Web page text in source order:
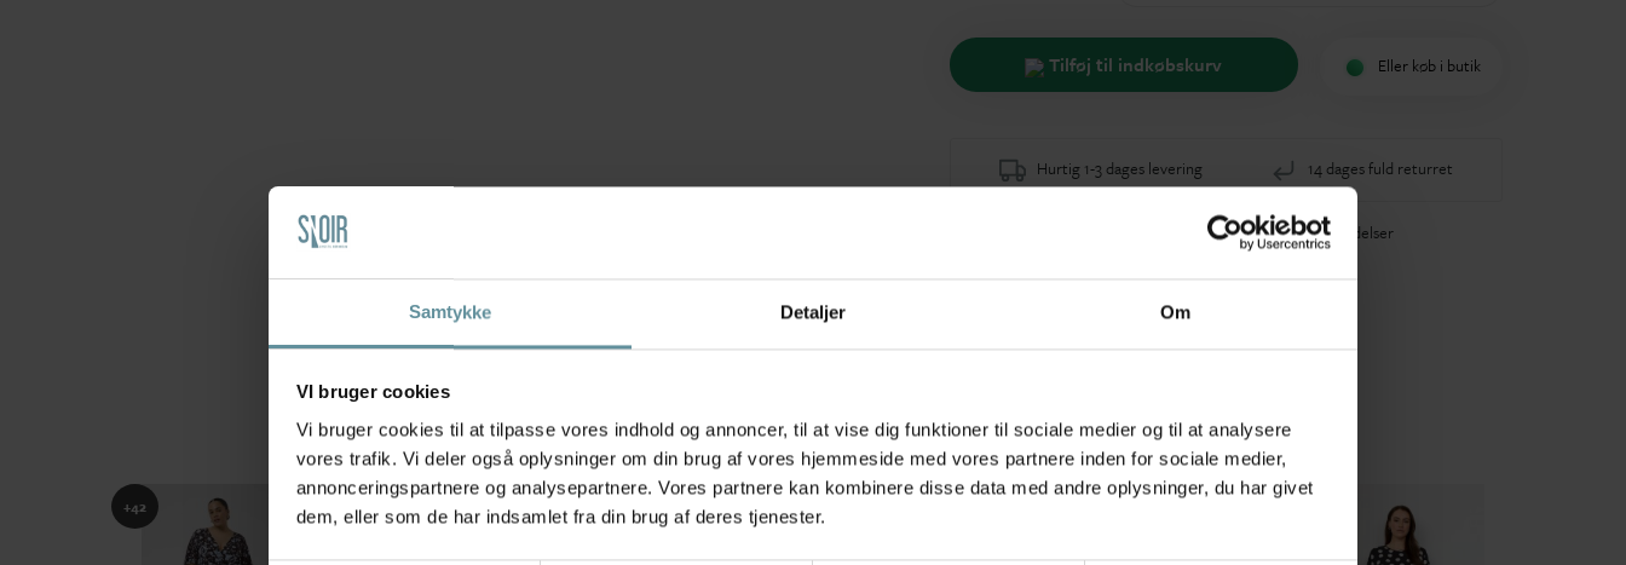
Samtykke Detaljer Om
VI bruger cookies
Vi bruger cookies til at tilpasse vores indhold og annoncer, til at vise dig funktioner til sociale medier og til at analysere
vores trafik. Vi deler også oplysninger om din brug af vores hjemmeside med vores partnere inden for sociale medier,
annonceringspartnere og analysepartnere. Vores partnere kan kombinere disse data med andre oplysninger, du har givet
dem, eller som de har indsamlet fra din brug af deres tjenester.
Tilføj til indkøbskurv Eller køb i butik
Hurtig 1-3 dages levering 14 dages fuld returret
40+ glade anmeldelser
Anbefalede produkter
+42 +42 +42